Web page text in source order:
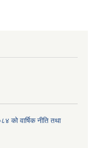
को वार्षिक नीति तथा